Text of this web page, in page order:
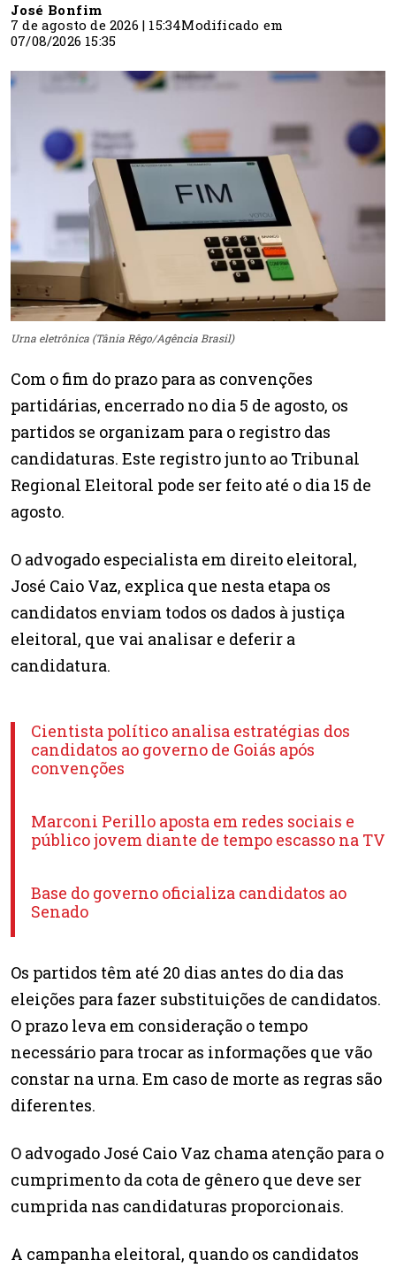
José Bonfim
7 de agosto de 2026 | 15:34Modificado em
07/08/2026 15:35
Urna eletrônica (Tânia Rêgo/Agência Brasil)
Com o fim do prazo para as convenções
partidárias, encerrado no dia 5 de agosto, os
partidos se organizam para o registro das
candidaturas. Este registro junto ao Tribunal
Regional Eleitoral pode ser feito até o dia 15 de
agosto.
O advogado especialista em direito eleitoral,
José Caio Vaz, explica que nesta etapa os
candidatos enviam todos os dados à justiça
eleitoral, que vai analisar e deferir a
candidatura.
Cientista político analisa estratégias dos
candidatos ao governo de Goiás após
convenções
Marconi Perillo aposta em redes sociais e
público jovem diante de tempo escasso na TV
Base do governo oficializa candidatos ao
Senado
Os partidos têm até 20 dias antes do dia das
eleições para fazer substituições de candidatos.
O prazo leva em consideração o tempo
necessário para trocar as informações que vão
constar na urna. Em caso de morte as regras são
diferentes.
O advogado José Caio Vaz chama atenção para o
cumprimento da cota de gênero que deve ser
cumprida nas candidaturas proporcionais.
A campanha eleitoral, quando os candidatos